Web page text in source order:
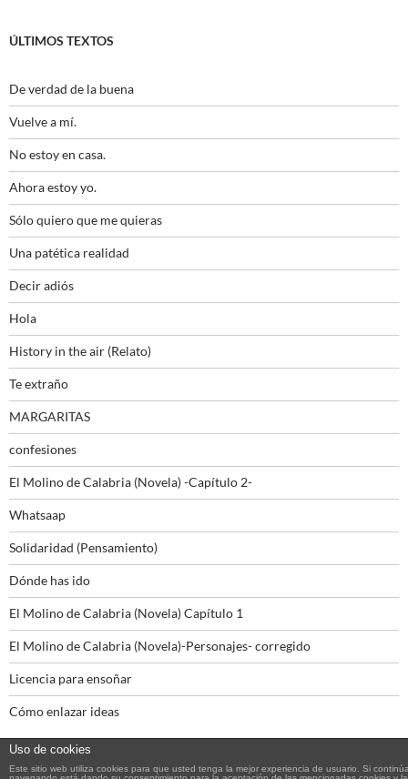
ÚLTIMOS TEXTOS
De verdad de la buena
Vuelve a mí.
No estoy en casa.
Ahora estoy yo.
Sólo quiero que me quieras
Una patética realidad
Decir adiós
Hola
History in the air (Relato)
Te extraño
MARGARITAS
confesiones
El Molino de Calabria (Novela) -Capítulo 2-
Whatsaap
Solidaridad (Pensamiento)
Dónde has ido
El Molino de Calabria (Novela) Capítulo 1
El Molino de Calabria (Novela)-Personajes- corregido
Licencia para ensoñar
Cómo enlazar ideas
Uso de cookies
Este sitio web utiliza cookies para que usted tenga la mejor experiencia de usuario. Si